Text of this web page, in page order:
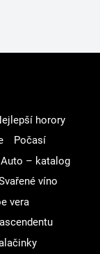
horory
Počasí
Auto – katalog
víno
vera